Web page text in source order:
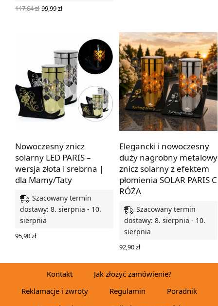
117,64zł Pierwotna
cena
99,99złAktualna
Nowoczesny znicz
solarny LED PARIS –
wersja złota i srebrna |
dla Mamy/Taty
Szacowany termin
dostawy: 8. sierpnia - 10.
sierpnia
95,90zł
Elegancki i nowoczesny
duży nagrobny metalowy
znicz solarny z efektem
płomienia SOLAR PARIS C
RÓŻA
Szacowany termin
dostawy: 8. sierpnia - 10.
sierpnia
92,90zł
Kontakt
Jak złożyć zamówienie?
Reklamacje i zwroty
Regulamin
Poradnik